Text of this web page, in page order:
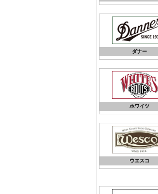
ダナー
ホワイツ
ウエスコ